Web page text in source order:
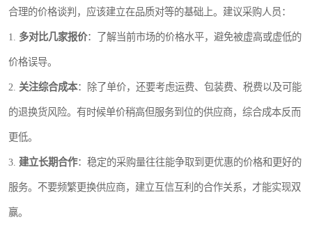
合理的价格谈判，应该建立在品质对等的基础上。建议采购人员：
1. 多对比几家报价：了解当前市场的价格水平，避免被虚高或虚低的
价格误导。
2. 关注综合成本：除了单价，还要考虑运费、包装费、税费以及可能
的退换货风险。有时候单价稍高但服务到位的供应商，综合成本反而
更低。
3. 建立长期合作：稳定的采购量往往能争取到更优惠的价格和更好的
服务。不要频繁更换供应商，建立互信互利的合作关系，才能实现双
赢。